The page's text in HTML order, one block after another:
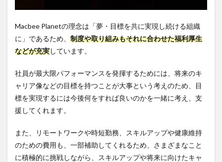
Macbee Planetの理念は「夢・目標を共に実現し続ける組織
に」であるため、 制度や取り組みもそれに合わせた福利厚生
などが充実しています。
社員が最大限パフォーマンスを発揮するためには、将来のキ
ャリア像などの目標を持つことが大事という考えのため、目
標を実現するには今後何をすれば良いのかを一緒に考え、支
援してくれます。
また、リモートワークや時短勤務、スキルアップや健康維持
のための費用も、一部補助してくれるため、さまざまなこと
に積極的に挑戦しながら、スキルアップや将来に向けたキャ